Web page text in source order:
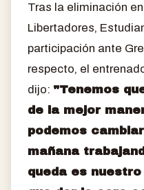
Tras la eliminación
Libertadores,
participación ante
respecto, el
dijo: "Tenemos
de la mejor
podemos
mañana
queda es